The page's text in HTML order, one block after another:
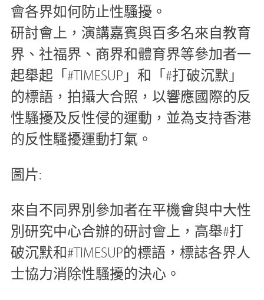
會各界如何防止性騷擾。
研討會上，演講嘉賓與百多名來自教育
界、社福界、商界和體育界等參加者一
起舉起「#TIMESUP」和「#打破沉默」
的標語，拍攝大合照，以響應國際的反
性騷擾及反性侵的運動，並為支持香港
的反性騷擾運動打氣。
圖片:
來自不同界別參加者在平機會與中大性
別研究中心合辦的研討會上，高舉#打
破沉默和#TIMESUP的標語，標誌各界人
士協力消除性騷擾的決心。